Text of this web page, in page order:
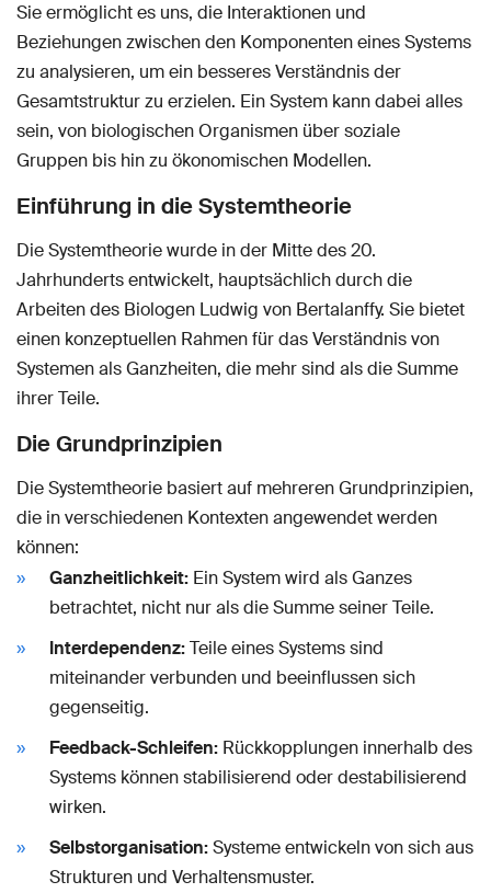
Sie ermöglicht es uns, die Interaktionen und
Beziehungen zwischen den Komponenten eines Systems
zu analysieren, um ein besseres Verständnis der
Gesamtstruktur zu erzielen. Ein System kann dabei alles
sein, von biologischen Organismen über soziale
Gruppen bis hin zu ökonomischen Modellen.
Einführung in die Systemtheorie
Die Systemtheorie wurde in der Mitte des 20.
Jahrhunderts entwickelt, hauptsächlich durch die
Arbeiten des Biologen Ludwig von Bertalanffy. Sie bietet
einen konzeptuellen Rahmen für das Verständnis von
Systemen als Ganzheiten, die mehr sind als die Summe
ihrer Teile.
Die Grundprinzipien
Die Systemtheorie basiert auf mehreren Grundprinzipien,
die in verschiedenen Kontexten angewendet werden
können:
Ganzheitlichkeit: Ein System wird als Ganzes
betrachtet, nicht nur als die Summe seiner Teile.
Interdependenz:Teile eines Systems sind
miteinander verbunden und beeinflussen sich
gegenseitig.
Feedback-Schleifen: Rückkopplungen innerhalb des
Systems können stabilisierend oder destabilisierend
wirken.
Selbstorganisation:Systeme entwickeln von sich aus
Strukturen und Verhaltensmuster.